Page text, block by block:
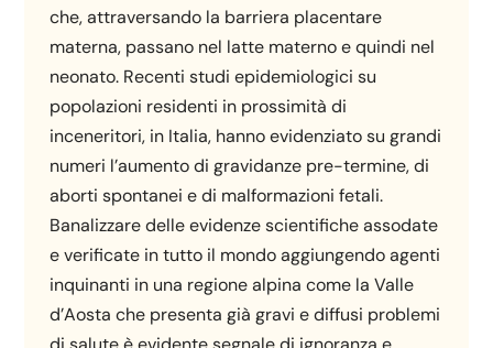
che, attraversando la barriera placentare
materna, passano nel latte materno e quindi nel
neonato. Recenti studi epidemiologici su
popolazioni residenti in prossimità di
inceneritori, in Italia, hanno evidenziato su grandi
numeri l’aumento di gravidanze pre-termine, di
aborti spontanei e di malformazioni fetali.
Banalizzare delle evidenze scientifiche assodate
e verificate in tutto il mondo aggiungendo agenti
inquinanti in una regione alpina come la Valle
d’Aosta che presenta già gravi e diffusi problemi